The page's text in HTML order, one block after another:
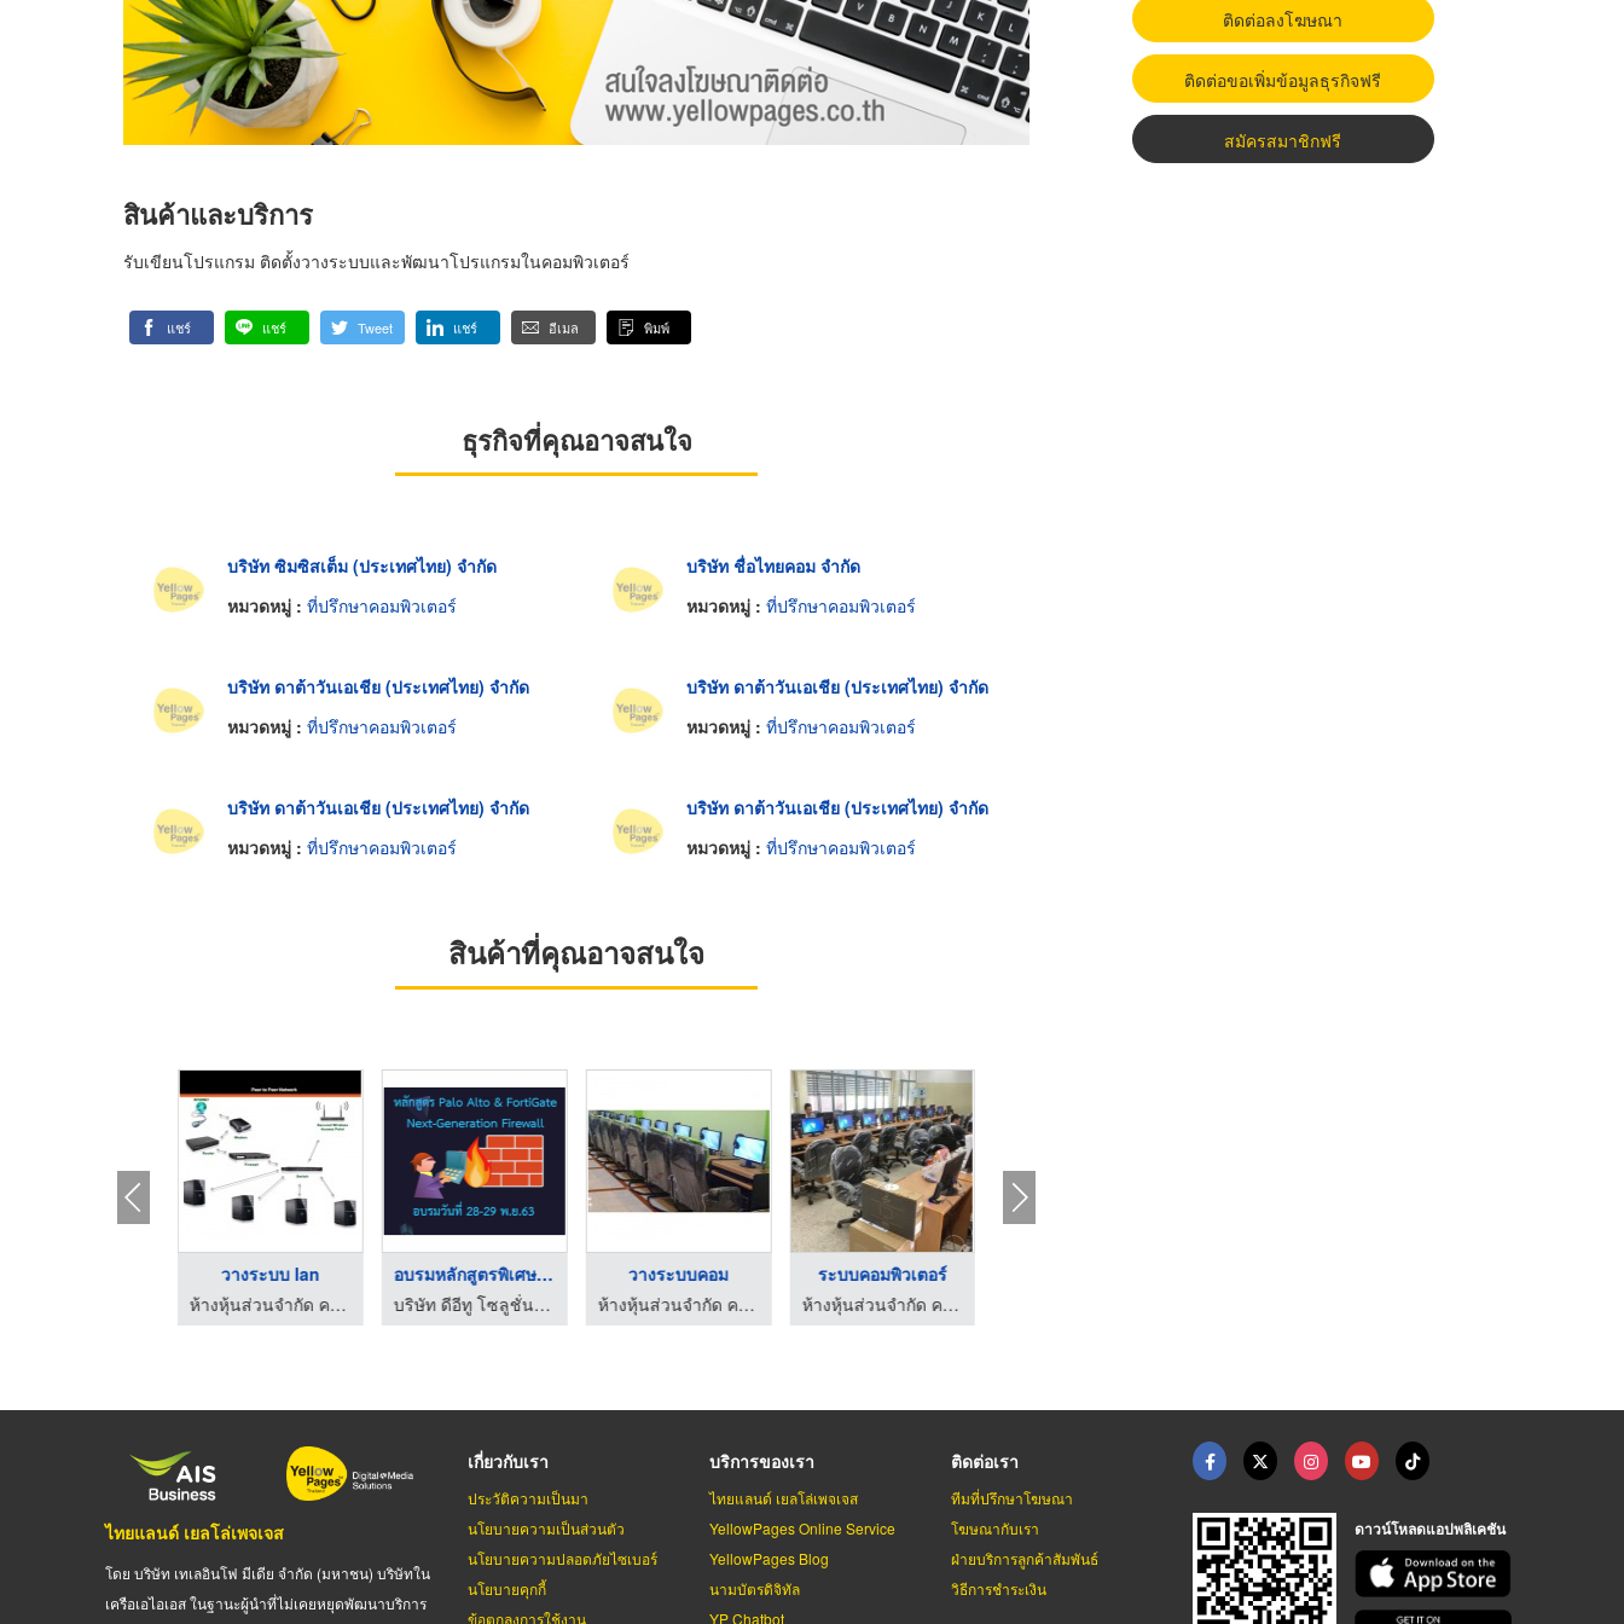
สินค้าและบริการ
รับเขียนโปรแกรม ติดตั้งวางระบบและพัฒนาโปรแกรมในคอมพิวเตอร์
แชร์ แชร์ Tweet แชร์ อีเมล พิมพ์
ธุรกิจที่คุณอาจสนใจ
บริษัท ซิมซิสเต็ม (ประเทศไทย) จำกัด
หมวดหมู่ : ที่ปรึกษาคอมพิวเตอร์
บริษัท ชื่อไทยคอม จำกัด
หมวดหมู่ : ที่ปรึกษาคอมพิวเตอร์
บริษัท ดาต้าวันเอเชีย (ประเทศไทย) จำกัด
หมวดหมู่ : ที่ปรึกษาคอมพิวเตอร์
บริษัท ดาต้าวันเอเชีย (ประเทศไทย) จำกัด
หมวดหมู่ : ที่ปรึกษาคอมพิวเตอร์
บริษัท ดาต้าวันเอเชีย (ประเทศไทย) จำกัด
หมวดหมู่ : ที่ปรึกษาคอมพิวเตอร์
บริษัท ดาต้าวันเอเชีย (ประเทศไทย) จำกัด
หมวดหมู่ : ที่ปรึกษาคอมพิวเตอร์
สินค้าที่คุณอาจสนใจ
วางระบบ lan
ห้างหุ้นส่วนจำกัด คอมพ์เทค ไอที เซอร์วิส
อบรมหลักสูตรพิเศษ Pa ...
บริษัท ดีอีทู โซลูชั่น จำกัด
วางระบบคอม
ห้างหุ้นส่วนจำกัด คอมพ์เทค ไอที เซอร์วิส
ระบบคอมพิวเตอร์
ห้างหุ้นส่วนจำกัด คอมพ์เทค ไอที เซอร์วิส
ติดต่อลงโฆษณา
ติดต่อขอเพิ่มข้อมูลธุรกิจฟรี
สมัครสมาชิกฟรี
ไทยแลนด์ เยลโล่เพจเจส
โดย บริษัท เทเลอินโฟ มีเดีย จำกัด (มหาชน) บริษัทใน
เครือเอไอเอส ในฐานะผู้นำที่ไม่เคยหยุดพัฒนาบริการ
เกี่ยวกับเรา
ประวัติความเป็นมา
นโยบายความเป็นส่วนตัว
นโยบายความปลอดภัยไซเบอร์
นโยบายคุกกี้
ข้อตกลงการใช้งาน
บริการของเรา
ไทยแลนด์ เยลโล่เพจเจส
YellowPages Online Service
YellowPages Blog
นามบัตรดิจิทัล
YP Chatbot
ติดต่อเรา
ทีมที่ปรึกษาโฆษณา
โฆษณากับเรา
ฝ่ายบริการลูกค้าสัมพันธ์
วิธีการชำระเงิน
ดาวน์โหลดแอปพลิเคชัน